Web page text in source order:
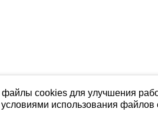
cookies для улучшения
условиями использования файлов